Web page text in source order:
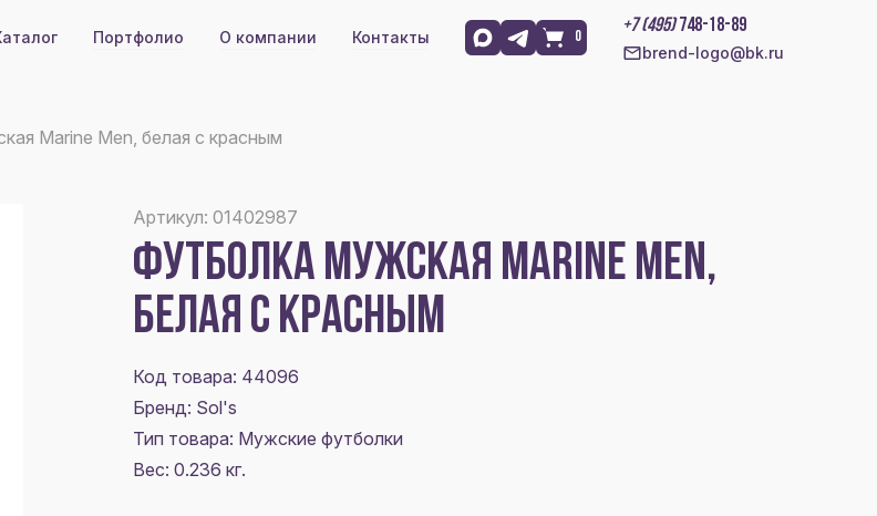
Портфолио О компании Контакты 0
+7 (495)748-18-89
brend-logo@bk.ru
Marine Men, белая с красным
Артикул: 01402987
ФУТБОЛКА МУЖСКАЯ MARINE MEN,
БЕЛАЯ С КРАСНЫМ
Код товара: 44096
Бренд: Sol's
Тип товара: Мужские футболки
Вес: 0.236 кг.